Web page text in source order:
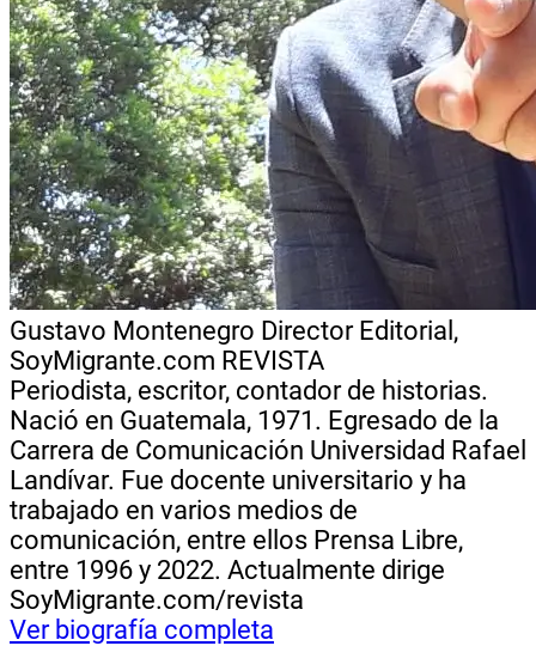
Gustavo Montenegro Director Editorial,
SoyMigrante.com REVISTA
Periodista, escritor, contador de historias.
Nació en Guatemala, 1971. Egresado de la
Carrera de Comunicación Universidad Rafael
Landívar. Fue docente universitario y ha
trabajado en varios medios de
comunicación, entre ellos Prensa Libre,
entre 1996 y 2022. Actualmente dirige
SoyMigrante.com/revista
Ver biografía completa